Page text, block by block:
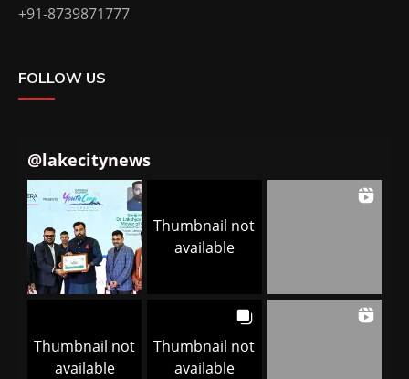
+91-8739871777
FOLLOW US
@lakecitynews
Thumbnail not
available
Thumbnail not
available
Thumbnail not
available